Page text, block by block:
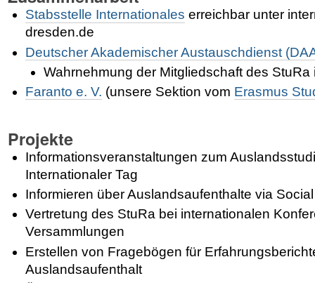
Stabsstelle Internationales erreichbar unter
dresden.de
Deutscher Akademischer Austauschdienst
Wahrnehmung der Mitgliedschaft des StuRa
Faranto e. V. (unsere Sektion vom Erasmus
Projekte
Informationsveranstaltungen zum
Internationaler Tag
Informieren über Auslandsaufenthalte via
Vertretung des StuRa bei internationalen
Versammlungen
Erstellen von Fragebögen für
Auslandsaufenthalt